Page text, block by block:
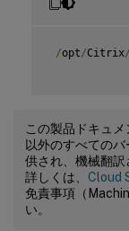
/opt/Citrix/
この製品ドキュ
以外のすべての
供され、機械翻訳
詳しくは、 Cloud
免責事項（
い。